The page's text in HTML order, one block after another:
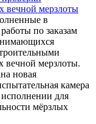
вечной мерзлоты
в
по заказам
вечной мерзлоты.
новая
камера
для
мёрзлых